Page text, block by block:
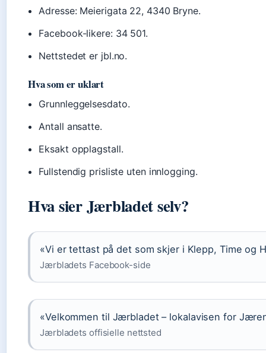
Adresse: Meierigata 22, 4340 Bryne.
Facebook-likere: 34 501.
Nettstedet er jbl.no.
Hva som er uklart
Grunnleggelsesdato.
Antall ansatte.
Eksakt opplagstall.
Fullstendig prisliste uten innlogging.
Hva sier Jærbladet selv?
«Vi er tettast på det som skjer i Klepp, Time og
Jærbladets Facebook-side
«Velkommen til Jærbladet – lokalavisen for
Jærbladets offisielle nettsted